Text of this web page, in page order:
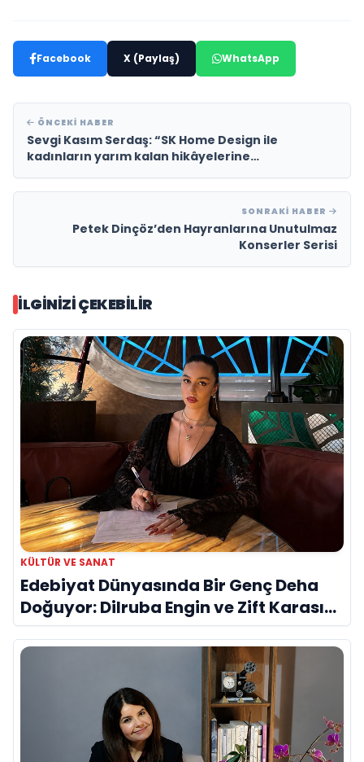
Facebook X (Paylaş) WhatsApp
ÖNCEKI HABER
Sevgi Kasım Serdaş: “SK Home Design ile
kadınların yarım kalan hikâyelerine
SONRAKI HABER
Petek Dinçöz’den Hayranlarına Unutulmaz
Konserler Serisi
İLGINIZI ÇEKEBILIR
KÜLTÜR VE SANAT
Edebiyat Dünyasında Bir Genç Deha
Doğuyor: Dilruba Engin ve Zift Karası
Evreni ‘AVENOİR’